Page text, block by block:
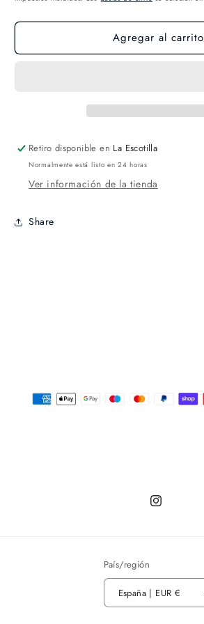
Agregar al carrito
Retiro disponible en La Escotilla
Normalmente está listo en 24 horas
Ver información de la tienda
Share
Instagram
País/región
España | EUR €